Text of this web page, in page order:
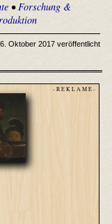
•Forschung &
Oktober 2017 veröffentlicht
- R E K L A M E -